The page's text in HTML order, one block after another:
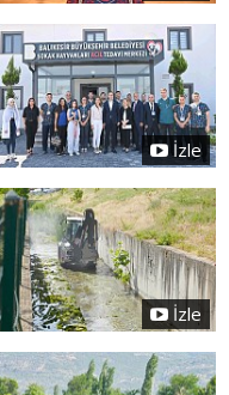
İzle
İzle